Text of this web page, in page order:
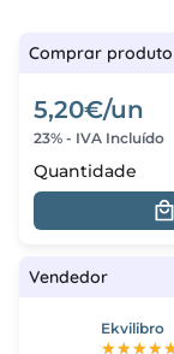
Comprar produto
5,20€/un
23% - IVA Incluído
Quantidade
Vendedor
Ekvilibro